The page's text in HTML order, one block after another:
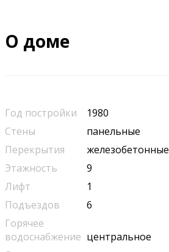
О доме
Год постройки
1980
Стены
панельные
Перекрытия
железобетонные
Этажность
9
Лифт
1
Подъездов
6
Горячее
водоснабжение центральное